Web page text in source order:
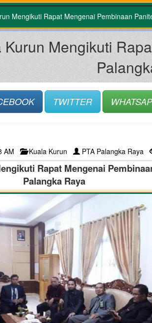
Mengikuti Rapat Mengenai Pembinaan
Mengikuti
TWITTER
AM Kuala Kurun PTA Palangka Raya
Rapat Mengenai
Palangka Raya